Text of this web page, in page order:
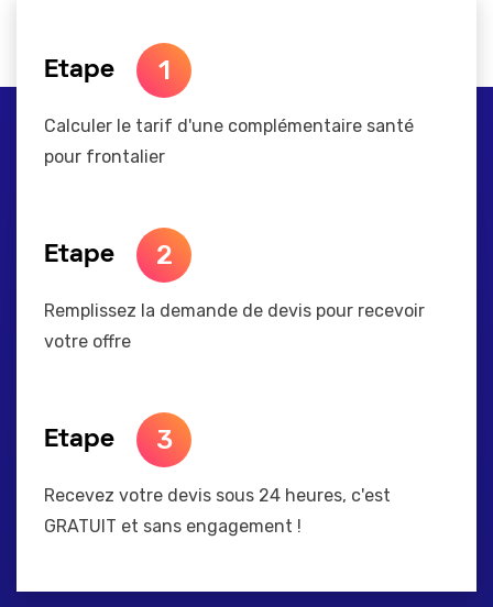
Etape 1
Calculer le tarif d'une complémentaire santé
pour frontalier
Etape 2
Remplissez la demande de devis pour recevoir
votre offre
Etape 3
Recevez votre devis sous 24 heures, c'est
GRATUIT et sans engagement !